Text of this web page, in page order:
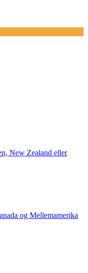
New Zealand eller
og Mellemamerika